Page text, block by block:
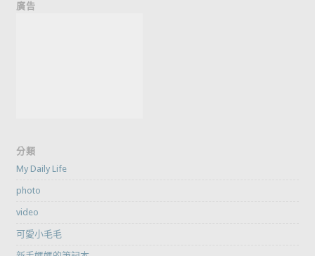
廣告
分類
My Daily Life
photo
video
可愛小毛毛